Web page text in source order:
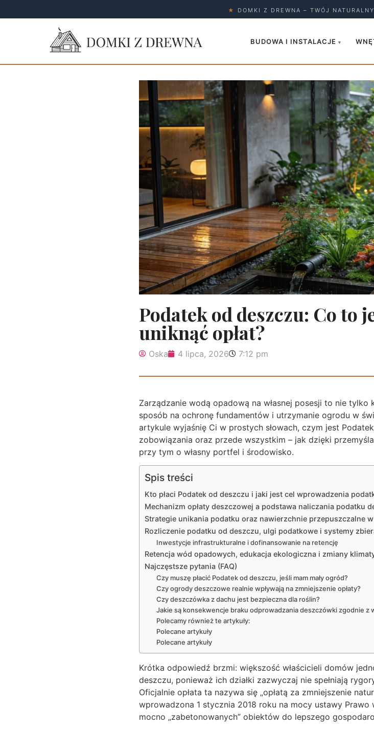
★ DOMKI Z DREWNA – TWÓJ
BUDOWA I INSTALACJE ▾
Podatek od deszczu: Co to
uniknąć opłat?
Oska 4 lipca, 2026 7:12 pm
Zarządzanie wodą opadową na własnej posesji to nie
sposób na ochronę fundamentów i utrzymanie ogrodu w
artykule wyjaśnię Ci w prostych słowach, czym jest
zobowiązania oraz przede wszystkim – jak dzięki
przy tym o własny portfel i środowisko.
Spis treści
Kto płaci Podatek od deszczu i jaki jest cel wprowadzenia
Mechanizm opłaty deszczowej a podstawa naliczania podatku
Strategie unikania podatku oraz nawierzchnie przepuszczalne
Rozliczenie podatku od deszczu, ulgi podatkowe i systemy
Inwestycje infrastrukturalne i dofinansowanie na retencję
Retencja wód opadowych, edukacja ekologiczna i zmiany
Najczęstsze pytania (FAQ)
Czy muszę płacić Podatek od deszczu, jeśli mam mały ogród?
Czy ogrody deszczowe realnie wpływają na zmniejszenie opłaty?
Czy deszczówka z dachu jest bezpieczna dla roślin?
Jakie są konsekwencje braku odprowadzania deszczówki zgodnie z
Polecamy również te artykuły:
Polecane artykuły
Polecane artykuły
Krótka odpowiedź brzmi: większość właścicieli domów
deszczu, ponieważ ich działki zazwyczaj nie spełniają
Oficjalnie opłata ta nazywa się „opłatą za zmniejszenie
wprowadzona 1 stycznia 2018 roku na mocy ustawy
mocno „zabetonowanych” obiektów do lepszego